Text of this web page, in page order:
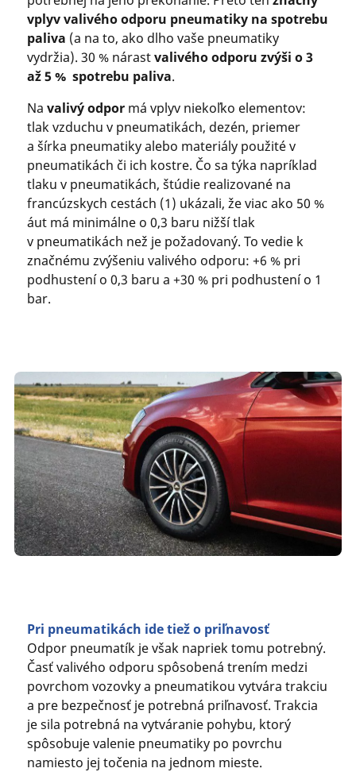
vplyv valivého odporu pneumatiky na spotrebu
paliva (a na to, ako dlho vaše pneumatiky
vydržia). 30 % nárastvalivého odporu zvýši o 3
až 5 % spotrebu paliva.
Na valivý odpormá vplyv niekoľko elementov:
tlak vzduchu v pneumatikách, dezén, priemer
a šírka pneumatiky alebo materiály použité v
pneumatikách či ich kostre. Čo sa týka napríklad
tlaku v pneumatikách, štúdie realizované na
francúzskych cestách (1) ukázali, že viac ako 50 %
áut má minimálne o 0,3 baru nižší tlak
v pneumatikách než je požadovaný. To vedie k
značnému zvýšeniu valivého odporu: +6 % pri
podhustení o 0,3 baru a +30 % pri podhustení o 1
bar.
Pri pneumatikách ide tiež o priľnavosť
Odpor pneumatík je však napriek tomu potrebný.
Časť valivého odporu spôsobená trením medzi
povrchom vozovky a pneumatikou vytvára trakciu
a pre bezpečnosť je potrebná priľnavosť. Trakcia
je sila potrebná na vytváranie pohybu, ktorý
spôsobuje valenie pneumatiky po povrchu
namiesto jej točenia na jednom mieste.